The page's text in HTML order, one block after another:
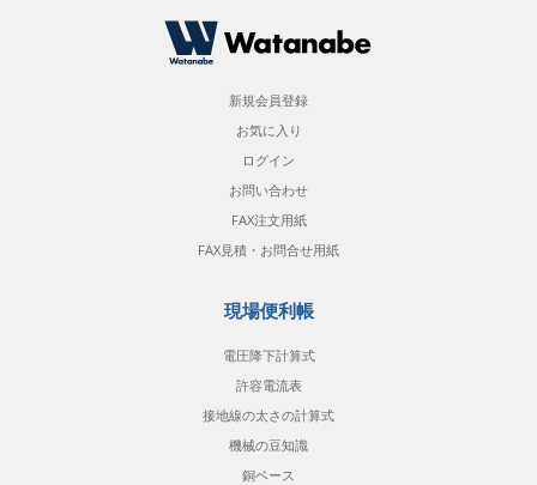
新規会員登録
お気に入り
ログイン
お問い合わせ
FAX注文用紙
FAX見積・お問合せ用紙
現場便利帳
電圧降下計算式
許容電流表
接地線の太さの計算式
機械の豆知識
銅ベース